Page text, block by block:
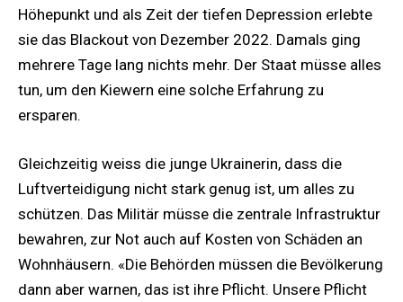
Höhepunkt und als Zeit der tiefen Depression erlebte
sie das Blackout von Dezember 2022. Damals ging
mehrere Tage lang nichts mehr. Der Staat müsse alles
tun, um den Kiewern eine solche Erfahrung zu
ersparen.
Gleichzeitig weiss die junge Ukrainerin, dass die
Luftverteidigung nicht stark genug ist, um alles zu
schützen. Das Militär müsse die zentrale Infrastruktur
bewahren, zur Not auch auf Kosten von Schäden an
Wohnhäusern. «Die Behörden müssen die Bevölkerung
dann aber warnen, das ist ihre Pflicht. Unsere Pflicht